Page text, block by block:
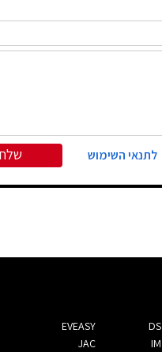
לתנאי השימוש
DS
EVEASY
IM
JAC